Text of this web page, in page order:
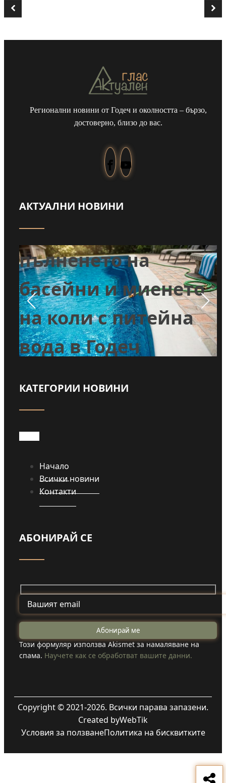
Регионални новини от Годеч и околността – бързо,
достоверно, близо до вас.
АКТУАЛНИ НОВИНИ
Забраниха
пълненето на
басейни и миенето
на коли с питейна
вода в Годеч
Прочети
КАТЕГОРИИ НОВИНИ
Начало
Всички новини
Контакти
АБОНИРАЙ СЕ
Този формуляр използва Akismet за намаляване на
спама. Научете как се обработват вашите данни.
Copyright © 2021-2026. Всички парава запазени.
Created byWebTik
Условия за ползванеПолитика на бисквитките